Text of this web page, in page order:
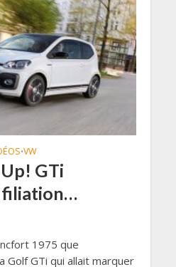
•VW
GTi
filiation…
1975 que
Golf GTi qui allait marquer